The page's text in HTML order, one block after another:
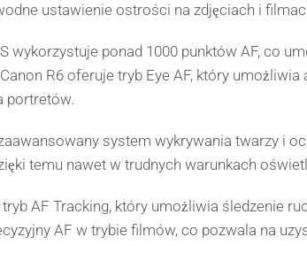
ustawienie ostrości na zdjęciach i
wykorzystuje ponad 1000 punktów AF, co
R6 oferuje tryb Eye AF, który
portretów.
system wykrywania twarzy i
temu nawet w trudnych warunkach
AF Tracking, który umożliwia śledzenie
AF w trybie filmów, co pozwala na